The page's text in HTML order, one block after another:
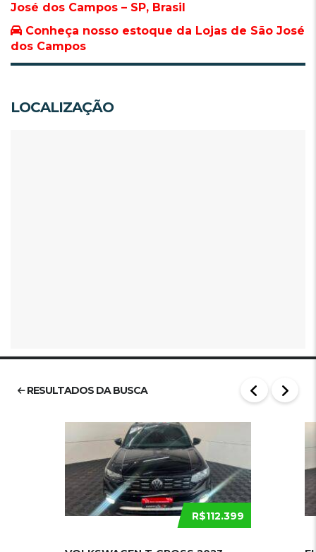
José dos Campos – SP, Brasil
Conheça nosso estoque da Lojas de São José
dos Campos
LOCALIZAÇÃO
RESULTADOS DA BUSCA
R$112.399